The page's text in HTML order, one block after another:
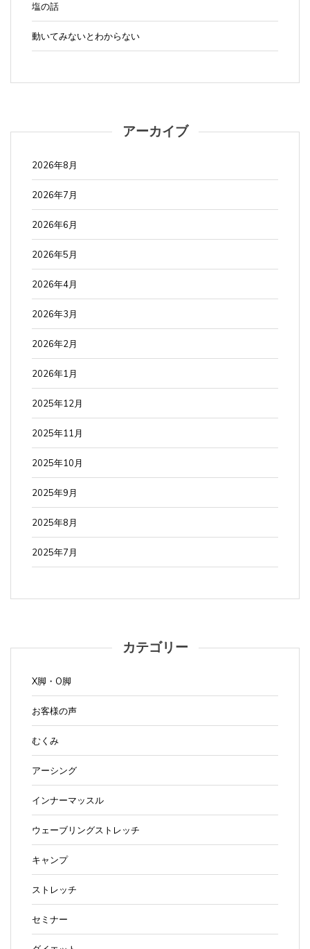
塩の話
動いてみないとわからない
アーカイブ
2026年8月
2026年7月
2026年6月
2026年5月
2026年4月
2026年3月
2026年2月
2026年1月
2025年12月
2025年11月
2025年10月
2025年9月
2025年8月
2025年7月
カテゴリー
X脚・O脚
お客様の声
むくみ
アーシング
インナーマッスル
ウェーブリングストレッチ
キャンプ
ストレッチ
セミナー